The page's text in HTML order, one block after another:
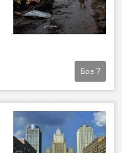
Амалиёти вижаи Русия барои ҳимояи Донбасс: охирин хабарҳо
талафот
Боз 7